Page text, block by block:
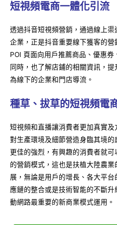
短視頻電商一體化引流
透過抖音短視頻營銷，通過線上
企業，正是抖音重要線下獲客的
POI 頁面向用戶推薦商品、優惠
同時，也了解店鋪的相關資訊，
為線下的企業和門店導流。
種草、拔草的短視頻電
短視頻和直播讓消費者更加真實及
對生產環境及細節營造身臨其境
更佳的強烈，有興趣的消費者就
的營銷模式，這也是扶植大陸農
展，無論是用戶的增長、各大平
應鏈的整合或是技術智能的不斷
動網路最重要的新商業模式運用。